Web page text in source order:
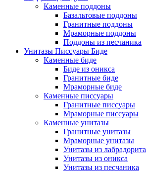
Каменные поддоны
Базальтовые поддоны
Гранитные поддоны
Мраморные поддоны
Поддоны из песчаника
Унитазы Писсуары Биде
Каменные биде
Биде из оникса
Гранитные биде
Мраморные биде
Каменные писсуары
Гранитные писсуары
Мраморные писсуары
Каменные унитазы
Гранитные унитазы
Мраморные унитазы
Унитазы из лабрадорита
Унитазы из оникса
Унитазы из песчаника